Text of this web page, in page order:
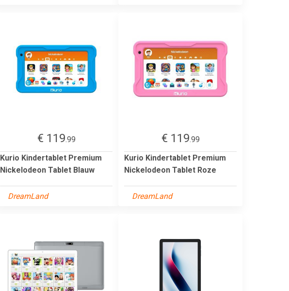
€ 119.99
Kurio Kindertablet Premium
Nickelodeon Tablet Blauw
DreamLand
€ 119.99
Kurio Kindertablet Premium
Nickelodeon Tablet Roze
DreamLand